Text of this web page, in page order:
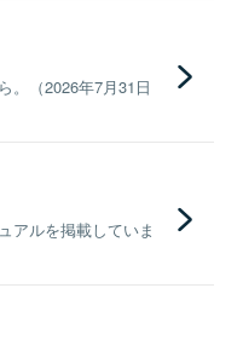
。（2026年7月31日
アルを掲載していま